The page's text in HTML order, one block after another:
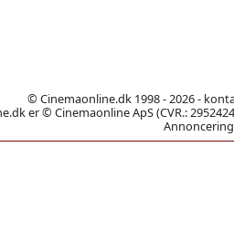
© Cinemaonline.dk 1998 - 2026 -
er © Cinemaonline ApS (CVR.: